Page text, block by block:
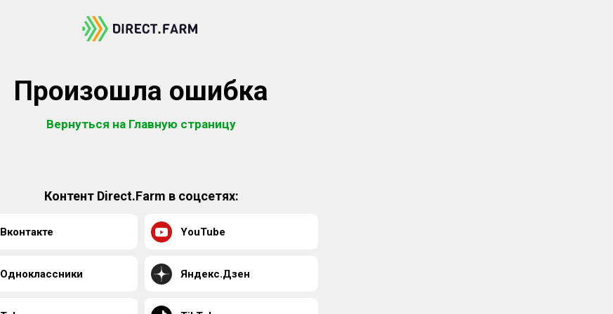
Произошла ошибка
Вернуться на Главную страницу
Контент Direct.Farm в соцсетях:
Вконтакте YouTube
Одноклассники Яндекс.Дзен